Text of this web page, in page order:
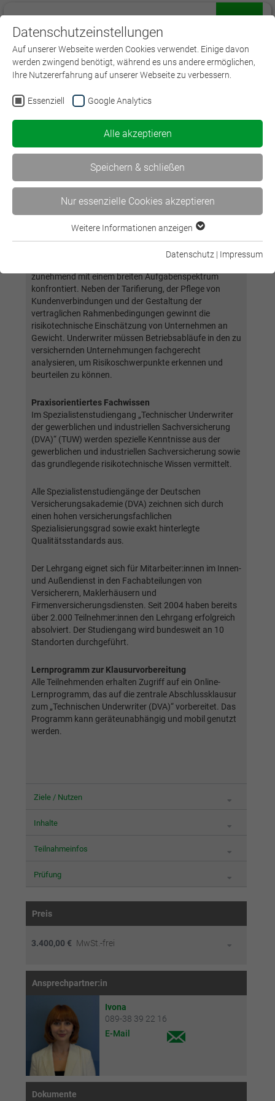
Spezialist/-in Technischer Underwriter (DVA)
Industrie- und Gewerberisiken richtig einschätzen
Als technischer Underwriter im Bereich der
zunehmend mit einem breiten Aufgabenspektrum
konfrontiert. Neben der Tarifierung, der Pflege von
Kundenverbindungen und der Gestaltung der
vertraglichen Rahmenbedingungen gewinnt die
risikotechnische Einschätzung von Unternehmen an
Gewicht. Underwriter müssen Betriebsabläufe in den zu
versichernden Unternehmungen fachgerecht
analysieren, um Risikoschwerpunkte erkennen und
beurteilen zu können.
Praxisorientiertes Fachwissen
Im Spezialistenstudiengang „Technischer Underwriter
der gewerblichen und industriellen Sachversicherung
(DVA)“ (TUW) werden spezielle Kenntnisse aus der
gewerblichen und industriellen Sachversicherung sowie
das grundlegende risikotechnische Wissen vermittelt.
Alle Spezialistenstudiengänge der Deutschen
Versicherungsakademie (DVA) zeichnen sich durch
einen hohen versicherungsfachlichen
Spezialisierungsgrad sowie exakt hinterlegte
Qualitätsstandards aus.
Der Lehrgang eignet sich für Mitarbeiter:innen im Innen-
und Außendienst in den Fachabteilungen von
Versicherern, Maklerhäusern und
Firmenversicherungsdiensten. Seit 2004 haben bereits
über 2.000 Teilnehmer:innen den Lehrgang erfolgreich
absolviert. Der Studiengang wird bundesweit an 10
Standorten durchgeführt.
Lernprogramm zur Klausurvorbereitung
Alle Teilnehmenden erhalten Zugriff auf ein Online-
Lernprogramm, das auf die zentrale Abschlussklausur
zum „Technischen Underwriter (DVA)“ vorbereitet. Das
Programm kann geräteunabhängig und mobil genutzt
werden.
Ziele / Nutzen
Inhalte
Teilnahmeinfos
Prüfung
Preis
3.400,00 € MwSt.-frei
Ansprechpartner:in
Ivona
089-38 39 22 16
E-Mail
Dokumente
Datenschutzeinstellungen
Auf unserer Webseite werden Cookies verwendet. Einige davon
werden zwingend benötigt, während es uns andere ermöglichen,
Ihre Nutzererfahrung auf unserer Webseite zu verbessern.
Essenziell Google Analytics
Alle akzeptieren
Speichern & schließen
Nur essenzielle Cookies akzeptieren
Essenzielle Cookies werden für grundlegende Funktionen der
Webseite einwandfrei funktioniert.
Name cookie_optin
Anbieter BWV München
Laufzeit 1 Jahr
speichern.
Name SgCookieOptin.lastPreferences
Laufzeit 1 Jahr
Dieser Wert speichert Ihre Consent-
Einstellungen. Unter anderem eine zufällig
Speicherung Ihrer vorgenommen
Einstellungen, falls der Webseiten-Betreiber
dies eingestellt hat.
Name fe_typo3_user
Laufzeit Sitzungsende
Zweck
Speicherung der Benutzer-ID bei
Anmeldung über den Webseiten-Login .
Cookie-Informationen anzeigen
Google Analytics
Name _ga
Laufzeit 2 Jahre
Zweck
Registriert eine eindeutige ID, die verwendet
wird, um statistische Daten dazu, wie der
Besucher die Website nutzt, zu generieren.
Name _ga_#
Anbieter Google Analytics
Laufzeit 2 Jahre
Zweck
Sammelt Daten dazu, wie oft ein Benutzer
eine Website besucht hat, sowie Daten für
den ersten und letzten Besuch. Von Google
Analytics verwendet.
Name _gid
Anbieter Google Analytics
Laufzeit 1 Tag
Cookie-Informationen anzeigen
Weitere Informationen anzeigen
Datenschutz | Impressum